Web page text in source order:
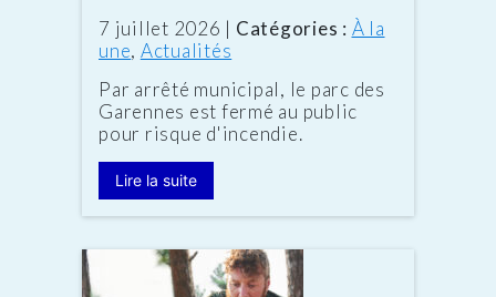
Date
:
7 juillet 2026 | Catégories : À la
une, Actualités
Par arrêté municipal, le parc des
Garennes est fermé au public
pour risque d'incendie.
Lire la suite